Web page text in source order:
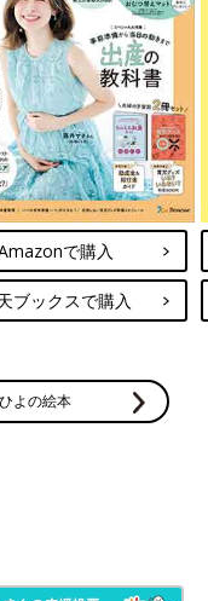
始をはさむので、小
んです。
で購入
ブックスで購入
よの絵本